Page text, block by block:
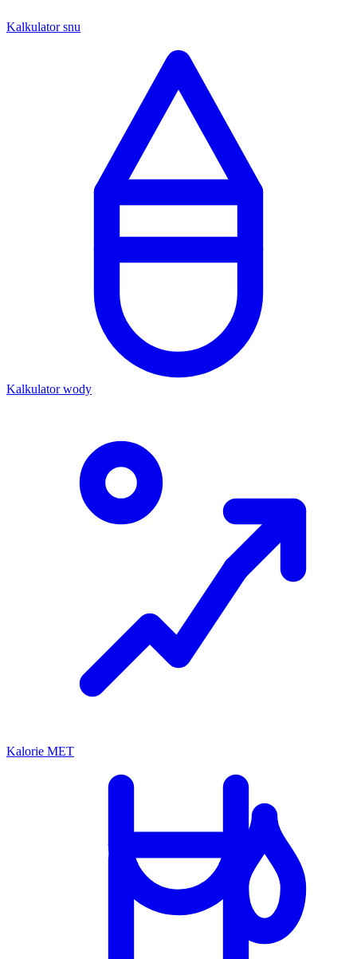
Kalkulator snu
Kalkulator wody
Kalorie MET